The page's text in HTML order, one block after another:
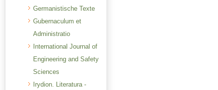
Germanistische Texte
Gubernaculum et
Administratio
International Journal of
Engineering and Safety
Sciences
Irydion. Literatura -